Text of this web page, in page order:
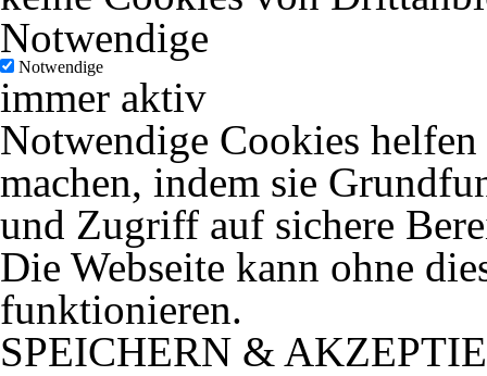
Notwendige
Notwendige
immer aktiv
Notwendige Cookies
machen, indem sie
und Zugriff auf sichere
Die Webseite kann ohne
funktionieren.
SPEICHERN &